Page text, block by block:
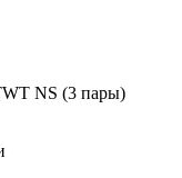
NS (3 пары)